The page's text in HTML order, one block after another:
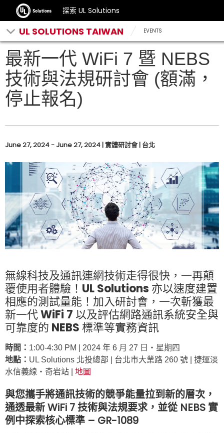
探索 UL Solutions
UL SOLUTIONS TAIWAN EVENTS
最新一代 WiFi 7 暨 NEBS
技術與法規研討會 (額滿，
停止報名)
June 27, 2024 - June 27, 2024 | 實體研討會 | 台北
無線科技及通訊連網技術走得很快，一再顛
覆使用者體驗！UL Solutions 亦以速度建置
相應的測試量能！加入研討會，一次斬獲最
新一代 WiFi 7 以及評估網路通訊系統安全與
可靠度的 NEBS 標準等實務資訊
時間： 1:00-4:30 PM | 2024 年 6 月 27 日‧星期四
地點： UL Solutions 北投總部 | 台北市大業路 260 號 | 捷運淡
水信義線‧奇岩站 | 地圖
與您攜手將通訊技術的競爭能量拉到新的層次，
通透最新 WiFi 7 技術與法規要求，並從 NEBS 實
例中探索核心標準 – GR-1089